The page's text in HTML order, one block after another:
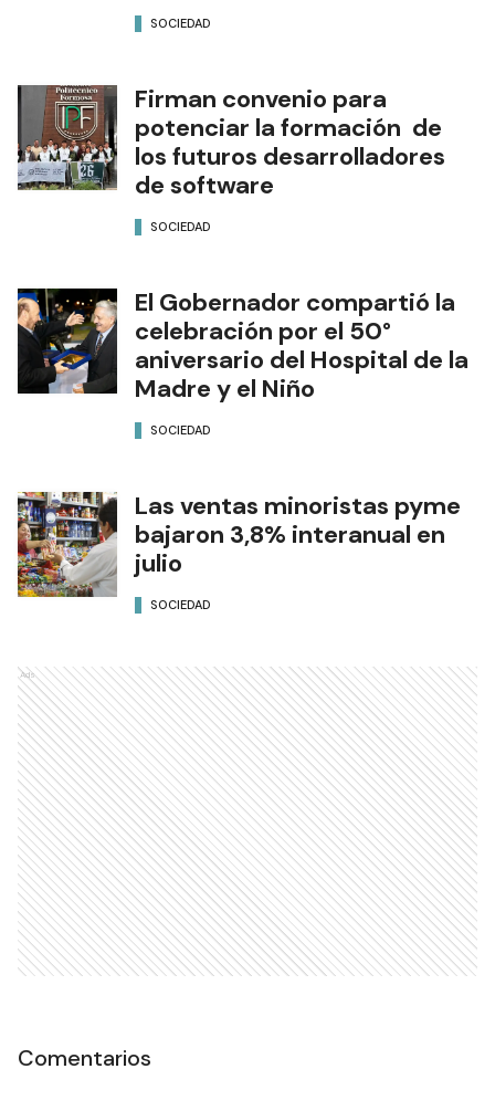
SOCIEDAD
Firman convenio para
potenciar la formación de
los futuros desarrolladores
de software
SOCIEDAD
El Gobernador compartió la
celebración por el 50°
aniversario del Hospital de la
Madre y el Niño
SOCIEDAD
Las ventas minoristas pyme
bajaron 3,8% interanual en
julio
SOCIEDAD
Ads
Comentarios